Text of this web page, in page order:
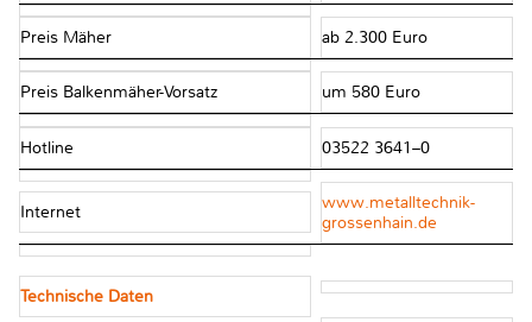
Preis Mäher ab 2.300 Euro
Preis Balkenmäher-Vorsatz um 580 Euro
Hotline 03522 3641–0
Internet
www.metalltechnik-
grossenhain.de
Technische Daten